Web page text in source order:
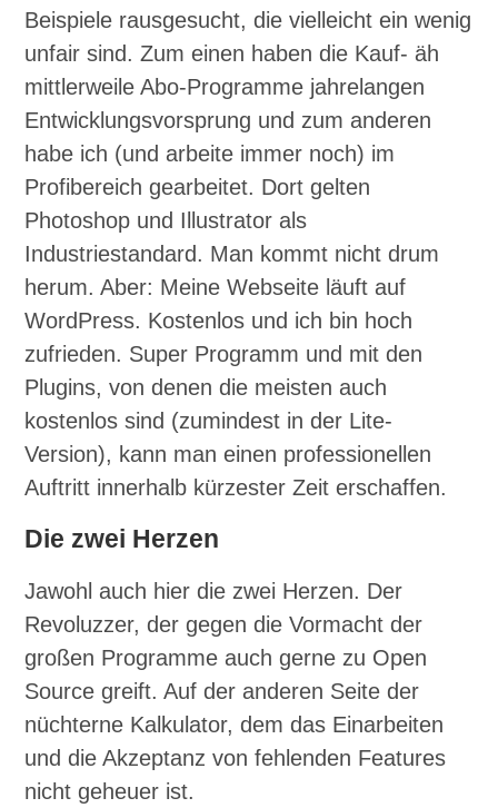
Beispiele rausgesucht, die vielleicht ein wenig
unfair sind. Zum einen haben die Kauf- äh
mittlerweile Abo-Programme jahrelangen
Entwicklungsvorsprung und zum anderen
habe ich (und arbeite immer noch) im
Profibereich gearbeitet. Dort gelten
Photoshop und Illustrator als
Industriestandard. Man kommt nicht drum
herum. Aber: Meine Webseite läuft auf
WordPress. Kostenlos und ich bin hoch
zufrieden. Super Programm und mit den
Plugins, von denen die meisten auch
kostenlos sind (zumindest in der Lite-
Version), kann man einen professionellen
Auftritt innerhalb kürzester Zeit erschaffen.
Die zwei Herzen
Jawohl auch hier die zwei Herzen. Der
Revoluzzer, der gegen die Vormacht der
großen Programme auch gerne zu Open
Source greift. Auf der anderen Seite der
nüchterne Kalkulator, dem das Einarbeiten
und die Akzeptanz von fehlenden Features
nicht geheuer ist.